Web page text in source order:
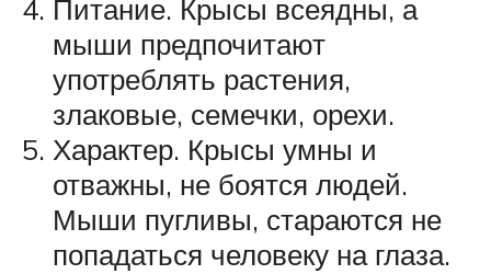
Питание. Крысы всеядны, а
мыши предпочитают
употреблять растения,
злаковые, семечки, орехи.
Характер. Крысы умны и
отважны, не боятся людей.
Мыши пугливы, стараются не
попадаться человеку на глаза.